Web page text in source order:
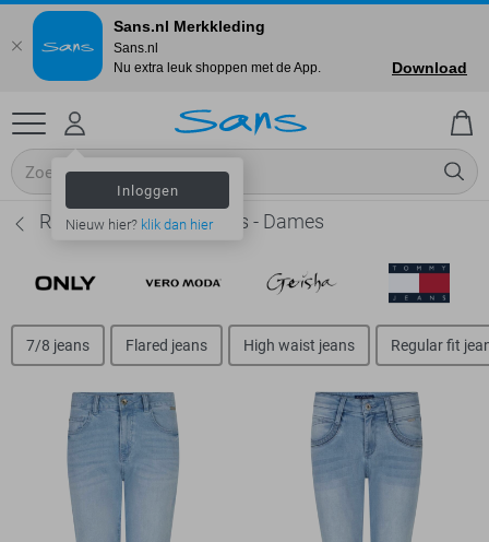
Inloggen
Nieuw hier? klik dan hier
Red Button Slim fit jeans - Dames
7/8 jeans Flared jeans High waist jeans Regular fit
Sans.nl Merkkleding
Sans.nl
Nu extra leuk shoppen met de App.
Download